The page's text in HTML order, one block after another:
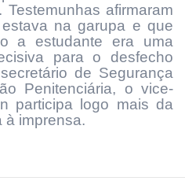
afirmaram
na garupa e que
a estudante era uma
para o desfecho
de Segurança
Penitenciária, o vice-
participa logo mais da
à imprensa.